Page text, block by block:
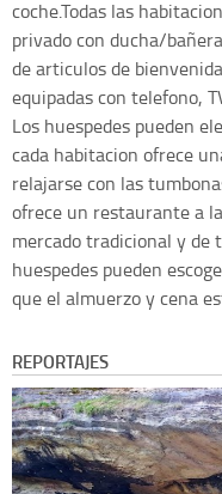
coche.Todas las
privado con ducha/
de articulos de
equipadas con telefono,
Los huespedes pueden
cada habitacion ofrece
relajarse con las
ofrece un restaurante a
mercado tradicional y de
huespedes pueden
que el almuerzo y cena
REPORTAJES